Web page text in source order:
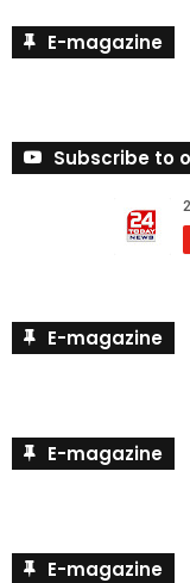
E-magazine
Subscribe to
E-magazine
E-magazine
E-magazine